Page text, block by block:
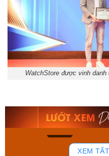
WatchStore được vinh
173
Mua ngay
XEM